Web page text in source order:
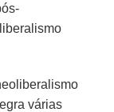
várias